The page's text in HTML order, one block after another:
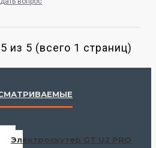
из 5 (всего 1 страниц)
Электроскутер GT U2 PRO